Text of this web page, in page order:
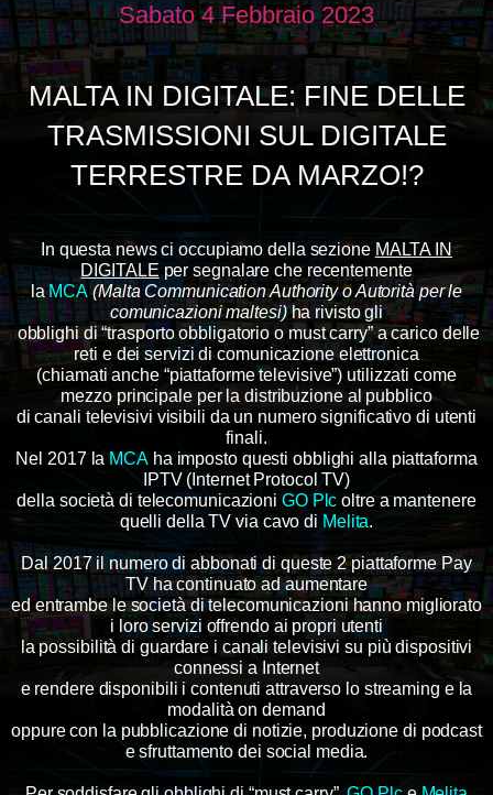
Sabato 4 Febbraio 2023
MALTA IN DIGITALE: FINE DELLE
TRASMISSIONI SUL DIGITALE
TERRESTRE DA MARZO!?
In questa news ci occupiamo della sezione MALTA IN
DIGITALEper segnalare che recentemente
laMCA(Malta Communication Authority o Autorità per le
comunicazioni maltesi)ha rivisto gli
obblighi di “trasporto obbligatorio o must carry” a carico delle
reti e dei servizi di comunicazione elettronica
(chiamati anche “piattaforme televisive”) utilizzati come
mezzo principale per la distribuzione al pubblico
di canali televisivi visibili da un numero significativo di utenti
finali.
Nel 2017 la MCAha imposto questi obblighi alla piattaforma
IPTV (Internet Protocol TV)
della società di telecomunicazioni GO Plc oltre a mantenere
quelli della TV via cavo di Melita.
Dal 2017 il numero di abbonati di queste 2 piattaforme Pay
TV ha continuato ad aumentare
ed entrambe le società di telecomunicazioni hanno migliorato
i loro servizi offrendo ai propri utenti
la possibilità di guardare i canali televisivi su più dispositivi
connessi a Internet
e rendere disponibili i contenuti attraverso lo streaming e la
modalità on demand
oppure con la pubblicazione di notizie, produzione di podcast
e sfruttamento dei social media.